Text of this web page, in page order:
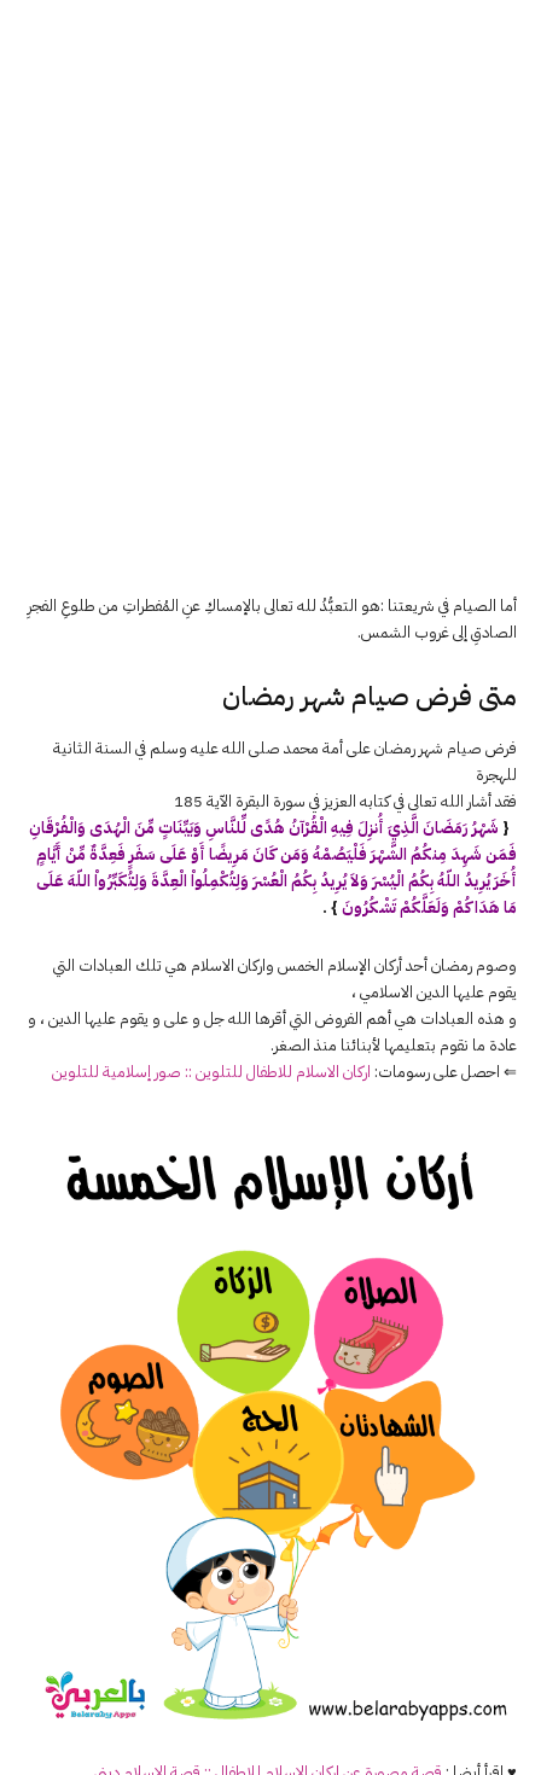
أما الصيام في شريعتنا :هو التعبُّدُ لله تعالى بالإمساكِ عنِ المُفطراتِ من طلوعِ الفجرِ
الصادقِ إلى غروب الشمس.
متى فرض صيام شهر رمضان
فرض صيام شهر رمضان على أمة محمد صلى الله عليه وسلم في السنة الثانية
للهجرة
فقد أشار الله تعالى في كتابه العزيز في سورة البقرة الآية 185
{ شَهْرُ رَمَضَانَ الَّذِيَ أُنزِلَ فِيهِ الْقُرْآنُ هُدًى لِّلنَّاسِ وَبَيِّنَاتٍ مِّنَ الْهُدَى وَالْفُرْقَانِ
فَمَن شَهِدَ مِنكُمُ الشَّهْرَ فَلْيَصُمْهُ وَمَن كَانَ مَرِيضًا أَوْ عَلَى سَفَرٍ فَعِدَّةٌ مِّنْ أَيَّامٍ
أُخَرَ يُرِيدُ اللّهُ بِكُمُ الْيُسْرَ وَلاَ يُرِيدُ بِكُمُ الْعُسْرَ وَلِتُكْمِلُواْ الْعِدَّةَ وَلِتُكَبِّرُواْ اللّهَ عَلَى
مَا هَدَاكُمْ وَلَعَلَّكُمْ تَشْكُرُونَ } .
وصوم رمضان أحد أركان الإسلام الخمس واركان الاسلام هي تلك العبادات التي
يقوم عليها الدين الاسلامي ،
و هذه العبادات هي أهم الفروض التي أقرها الله جل و على و يقوم عليها الدين ، و
عادة ما نقوم بتعليمها لأبنائنا منذ الصغر.
⇐ احصل على رسومات: اركان الاسلام للاطفال للتلوين :: صور إسلامية للتلوين